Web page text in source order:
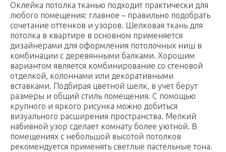
Оклейка потолка тканью подходит практически для
любого помещения: главное – правильно подобрать
сочетание оттенков и узоров. Шелковая ткань для
потолка в квартире в основном применяется
дизайнерами для оформления потолочных ниш в
комбинации с деревянными балками. Хорошим
вариантом является комбинирование со стеновой
отделкой, колоннами или декоративными
вставками. Подбирая цветной шелк, в учет берут
размеры и общий стиль помещения. С помощью
крупного и яркого рисунка можно добиться
визуального расширения пространства. Мелкий
набивной узор сделает комнату более уютной. В
помещениях с небольшой высотой потолков
рекомендуется применять светлые пастельные тона.